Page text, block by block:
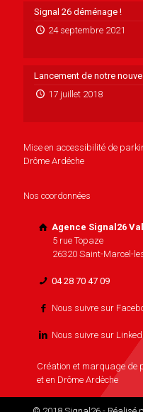
Signal 26 déménage !
24 septembre 2021
Lancement de notre
17 juillet 2018
Mise en accessibilité de
Drôme Ardéche
Nos coordonnées
Agence Signal26
5 rue Topaze
26320 Saint-Marcel-
04 28 70 47 09
Nous suivre sur
Nous suivre sur
Création et marquage de
et en Drôme Ardèche